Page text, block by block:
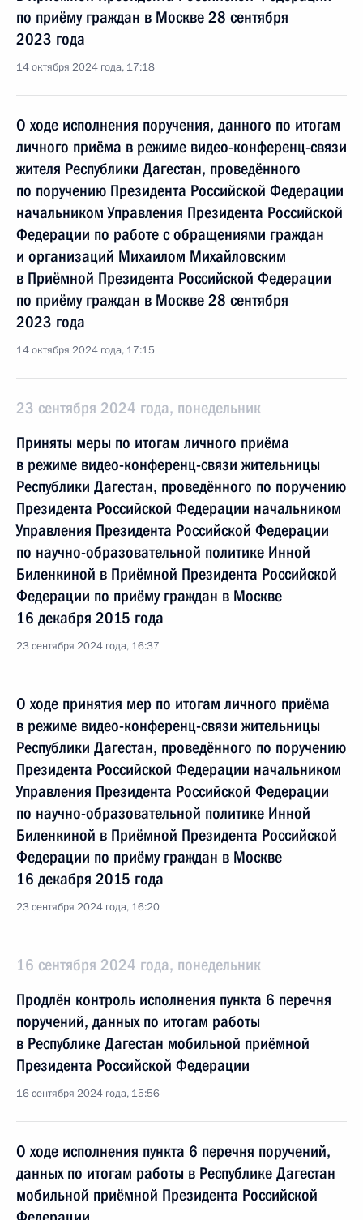
по приёму граждан в Москве 28 сентября
2023 года
14 октября 2024 года, 17:18
О ходе исполнения поручения, данного по итогам
личного приёма в режиме видео-конференц-связи
жителя Республики Дагестан, проведённого
по поручению Президента Российской Федерации
начальником Управления Президента Российской
Федерации по работе с обращениями граждан
и организаций Михаилом Михайловским
в Приёмной Президента Российской Федерации
по приёму граждан в Москве 28 сентября
2023 года
14 октября 2024 года, 17:15
23 сентября 2024 года, понедельник
Приняты меры по итогам личного приёма
в режиме видео-конференц-связи жительницы
Республики Дагестан, проведённого по поручению
Президента Российской Федерации начальником
Управления Президента Российской Федерации
по научно-образовательной политике Инной
Биленкиной в Приёмной Президента Российской
Федерации по приёму граждан в Москве
16 декабря 2015 года
23 сентября 2024 года, 16:37
О ходе принятия мер по итогам личного приёма
в режиме видео-конференц-связи жительницы
Республики Дагестан, проведённого по поручению
Президента Российской Федерации начальником
Управления Президента Российской Федерации
по научно-образовательной политике Инной
Биленкиной в Приёмной Президента Российской
Федерации по приёму граждан в Москве
16 декабря 2015 года
23 сентября 2024 года, 16:20
16 сентября 2024 года, понедельник
Продлён контроль исполнения пункта 6 перечня
поручений, данных по итогам работы
в Республике Дагестан мобильной приёмной
Президента Российской Федерации
16 сентября 2024 года, 15:56
О ходе исполнения пункта 6 перечня поручений,
данных по итогам работы в Республике Дагестан
мобильной приёмной Президента Российской